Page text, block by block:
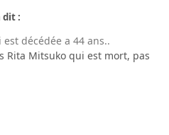
dit :
décédée a 44 ans..
Rita Mitsuko qui est mort, pas